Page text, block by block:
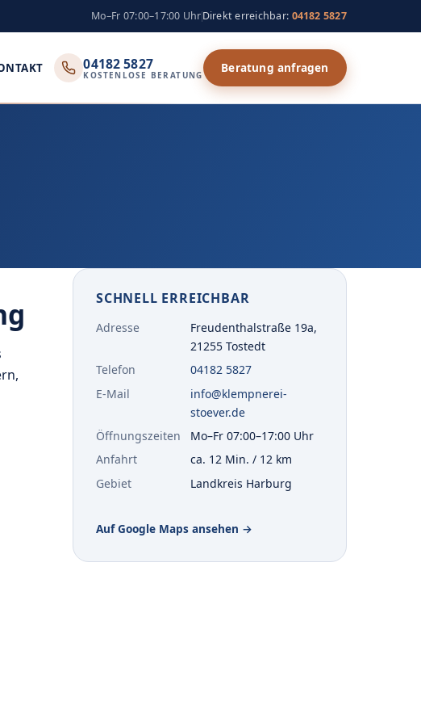
Mo–Fr 07:00–17:00 UhrDirekt erreichbar: 04182 5827
04182 5827
KOSTENLOSE BERATUNG Beratung anfragen
SCHNELL ERREICHBAR
Adresse
Freudenthalstraße 19a,
21255 Tostedt
Telefon
04182 5827
E-Mail
info@klempnerei-
stoever.de
Öffnungszeiten
Mo–Fr 07:00–17:00 Uhr
Anfahrt
ca. 12 Min. / 12 km
Gebiet
Landkreis Harburg
Auf Google Maps ansehen →